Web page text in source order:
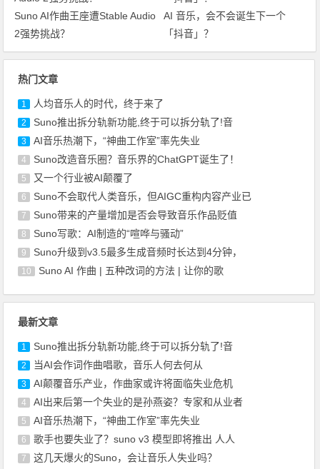
Suno AI作曲王座遭Stable Audio
2强势挑战？
AI 音乐，会不会诞生下一个
「抖音」？
热门文章
1 人均音乐人的时代，终于来了
2 Suno推出拆分轨新功能,终于可以拆分轨了!音
3 AI音乐热潮下，“神曲工作室”率先失业
4 Suno改造音乐圈？音乐界的ChatGPT诞生了！
5 又一个行业被AI颠覆了
6 Suno不会取代人类音乐，但AIGC重构内容产业已
7 Suno带来的产量增加是否会导致音乐作品贬值
8 Suno写歌：AI制造的“喧哗与骚动”
9 Suno升级到v3.5最多生成音频时长达到4分钟，
10 Suno AI 作曲 | 五种改词的方法 | 让你的歌
最新文章
1 Suno推出拆分轨新功能,终于可以拆分轨了!音
2 当AI会作词作曲唱歌，音乐人何去何从
3 AI颠覆音乐产业，作曲家或许将面临失业危机
4 AI出来后第一个失业的是孙燕姿？专家和从业者
5 AI音乐热潮下，“神曲工作室”率先失业
6 歌手也要失业了？suno v3 模型即将推出 人人
7 这几天爆火的Suno，会让音乐人失业吗？